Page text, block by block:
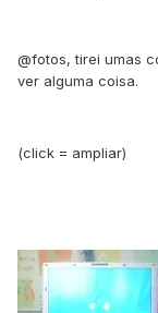
@fotos, tirei umas
ver alguma coisa.
(click = ampliar)